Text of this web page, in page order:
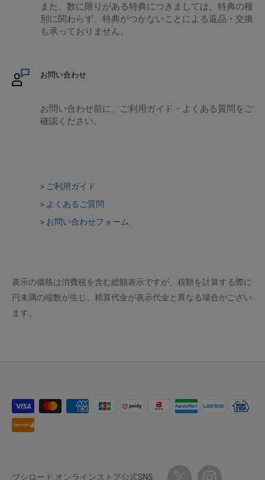
また、数に限りがある特典につきましては、特典の種
別に関わらず、特典がつかないことによる返品・交換
も承っておりません。
お問い合わせ
お問い合わせ前に、ご利用ガイド・よくある質問をご
確認ください。
> ご利用ガイド
> よくあるご質問
> お問い合わせフォーム
表示の価格は消費税を含む総額表示ですが、税額を計算する際に
円未満の端数が生じ、精算代金が表示代金と異なる場合がござい
ます。
ブシロード オンラインストア公式SNS